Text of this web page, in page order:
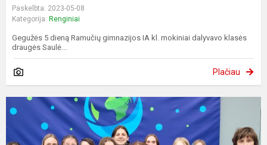
Paskelbta: 2023-05-08
Kategorija: Renginiai
Gegužės 5 dieną Ramučių gimnazijos IA kl. mokiniai dalyvavo klasės
draugės Saulė...
Plačiau